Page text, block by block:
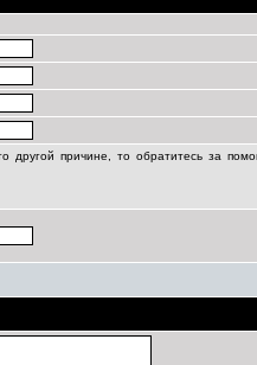
другой причине, то обратитесь за